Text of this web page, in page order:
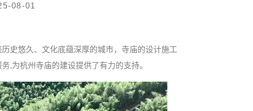
08-01
史悠久、文化底蕴深厚的城市，寺庙的设计施工
,为杭州寺庙的建设提供了有力的支持。